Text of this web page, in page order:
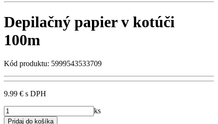
Depilačný papier v kotúči
100m
Kód produktu: 5999543533709
9.99 € s DPH
ks